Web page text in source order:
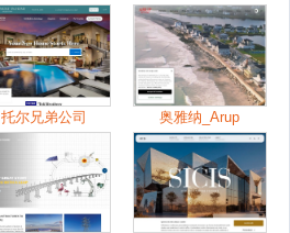
托尔兄弟公司 奥雅纳_Arup